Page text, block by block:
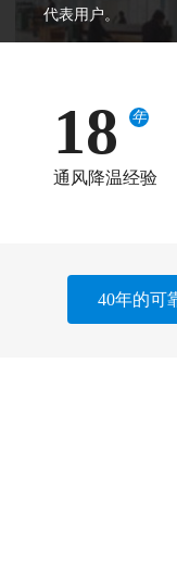
代表用户。
18 年
通风降温经验
40年的可